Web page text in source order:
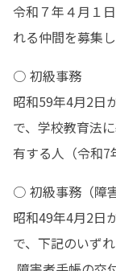
令和７年４月１
れる仲間を募集
○ 初級事務
昭和59年4月2日
で、学校教育法
有する人（令和7
○ 初級事務（障害
昭和49年4月2日
で、下記のいず